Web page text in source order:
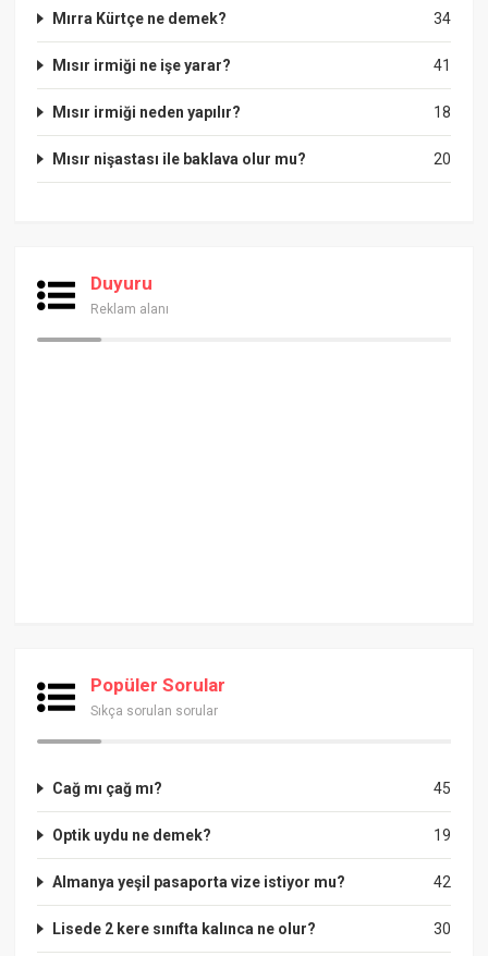
34
Mırra Kürtçe ne demek?
41
Mısır irmiği ne işe yarar?
18
Mısır irmiği neden yapılır?
20
Mısır nişastası ile baklava olur mu?
Duyuru
Reklam alanı
Popüler Sorular
Sıkça sorulan sorular
45
Cağ mı çağ mı?
19
Optik uydu ne demek?
42
Almanya yeşil pasaporta vize istiyor mu?
30
Lisede 2 kere sınıfta kalınca ne olur?